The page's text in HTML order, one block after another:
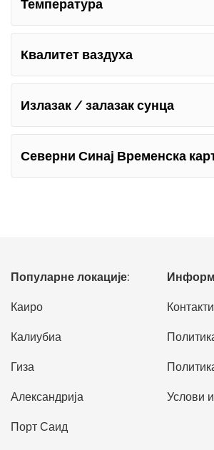
Температура
Квалитет ваздуха
Излазак / залазак сунца
Северни Синај Временска
Популарне локације:
Каиро
Калиубиа
Гиза
Александрија
Порт Саид
Услови